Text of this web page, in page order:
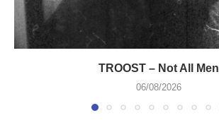
TROOST – Not All Men
06/08/2026